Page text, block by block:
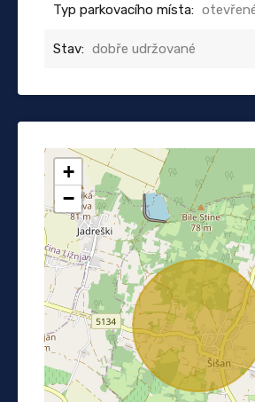
Typ parkovacího místa:
Stav: dobře udržované
+
−